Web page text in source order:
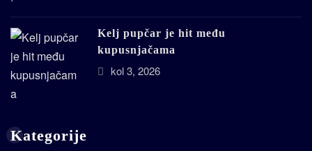
Kelj pupčar je hit među
kupusnjačama
kol 3, 2026
Kategorije